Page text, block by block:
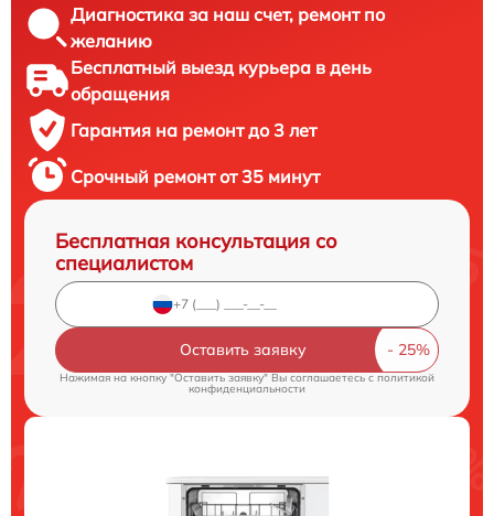
Диагностика за наш счет, ремонт по
желанию
Бесплатный выезд курьера в день
обращения
Гарантия на ремонт до 3 лет
Срочный ремонт от 35 минут
Бесплатная консультация со
специалистом
Оставить заявку
Нажимая на кнопку "Оставить заявку" Вы соглашаетесь cполитикой
конфиденциальности